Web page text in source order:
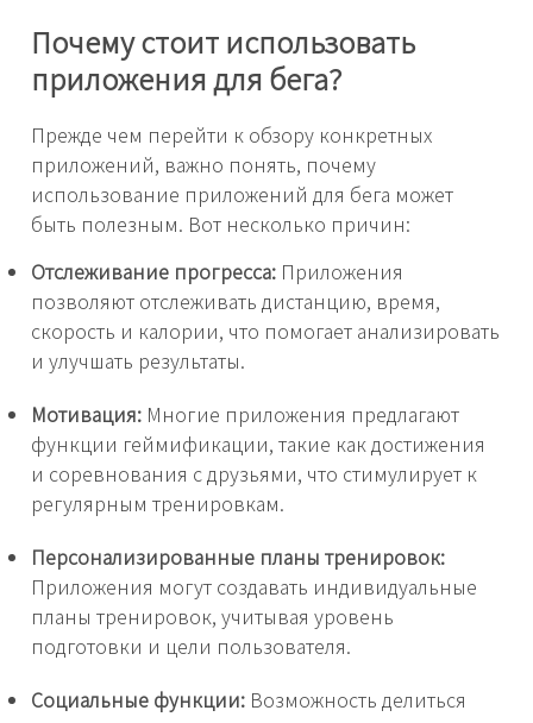
Почему стоит использовать
приложения для бега?
Прежде чем перейти к обзору конкретных
приложений, важно понять, почему
использование приложений для бега может
быть полезным. Вот несколько причин:
Отслеживание прогресса: Приложения
позволяют отслеживать дистанцию, время,
скорость и калории, что помогает анализировать
и улучшать результаты.
Мотивация: Многие приложения предлагают
функции геймификации, такие как достижения
и соревнования с друзьями, что стимулирует к
регулярным тренировкам.
Персонализированные планы тренировок:
Приложения могут создавать индивидуальные
планы тренировок, учитывая уровень
подготовки и цели пользователя.
Социальные функции: Возможность делиться